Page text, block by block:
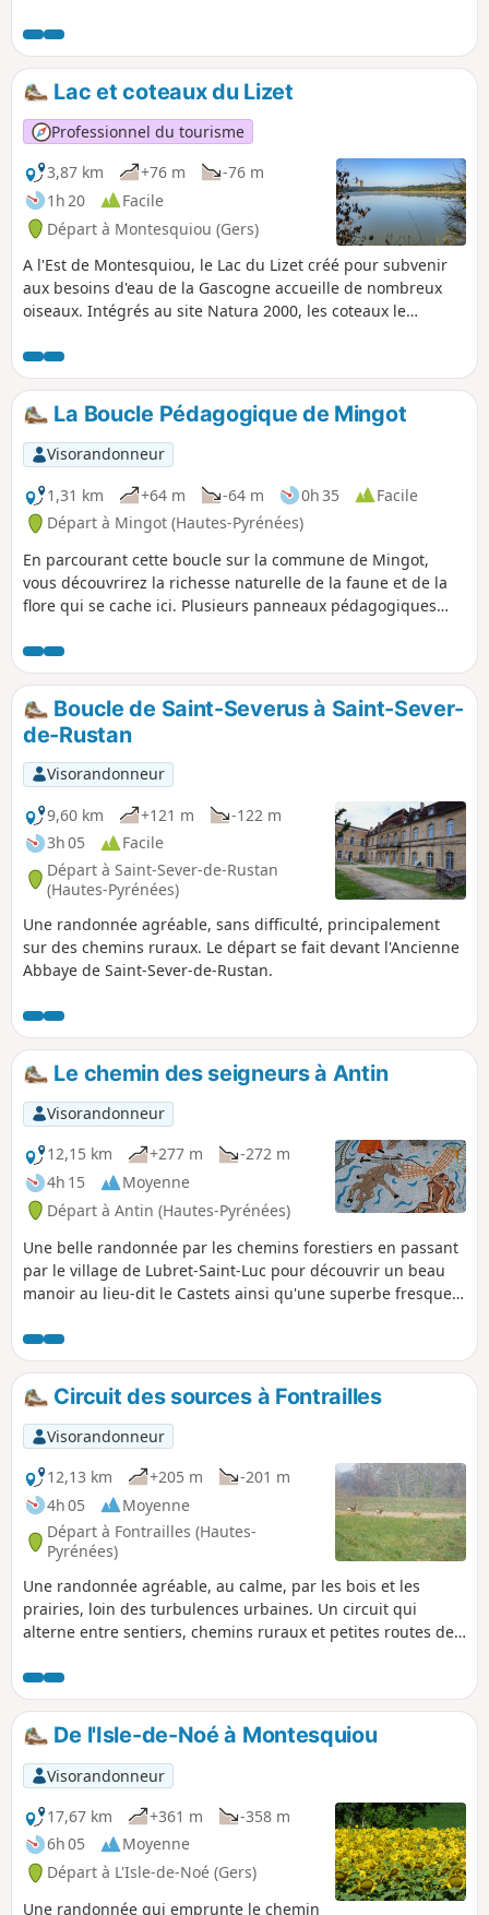
Lac et coteaux du Lizet
Professionnel du tourisme
3,87 km
+76 m
-76 m
1h 20
Facile
Départ à Montesquiou (Gers)
A l'Est de Montesquiou, le Lac du Lizet créé pour subvenir
aux besoins d'eau de la Gascogne accueille de nombreux
oiseaux. Intégrés au site Natura 2000, les coteaux le
Gers. En remontant dans les bois, vous rejoindrez le chemin
de Saint-Jacques et admirerez le bocage gersois préservé.
La Boucle Pédagogique de Mingot
Visorandonneur
1,31 km
+64 m -64 m 0h 35
Facile
Départ à Mingot (Hautes-Pyrénées)
En parcourant cette boucle sur la commune de Mingot,
vous découvrirez la richesse naturelle de la faune et de la
flore qui se cache ici. Plusieurs panneaux pédagogiques
apprendre plus ! Vous découvrirez différents milieux
naturels, forêt, prairie, verger, et peut-être aurez vous la
chance d'apercevoir des animaux sauvages. En bonus, un
sentier pieds nus a été installé à fin du circuit afin de vous
faire découvrir le sol sous toutes ses textures : une bonne
manière de se reconnecter à la nature. Bonne découverte !
Boucle de Saint-Severus à Saint-Sever-
de-Rustan
Visorandonneur
9,60 km
+121 m
-122 m
3h 05
Facile
Départ à Saint-Sever-de-Rustan
(Hautes-Pyrénées)
Une randonnée agréable, sans difficulté, principalement
sur des chemins ruraux. Le départ se fait devant l'Ancienne
Abbaye de Saint-Sever-de-Rustan.
Le chemin des seigneurs à Antin
Visorandonneur
12,15 km
+277 m
-272 m
4h 15
Moyenne
Départ à Antin (Hautes-Pyrénées)
Une belle randonnée par les chemins forestiers en passant
par le village de Lubret-Saint-Luc pour découvrir un beau
manoir au lieu-dit le Castets ainsi qu'une superbe fresque
se fait à partir de l'église d'Antin. Circuit bien ombragé.
Circuit des sources à Fontrailles
Visorandonneur
12,13 km
+205 m
-201 m
4h 05
Moyenne
Départ à Fontrailles (Hautes-
Pyrénées)
Une randonnée agréable, au calme, par les bois et les
prairies, loin des turbulences urbaines. Un circuit qui
alterne entre sentiers, chemins ruraux et petites routes de
De l'Isle-de-Noé à Montesquiou
Visorandonneur
17,67 km
+361 m
-358 m
6h 05
Moyenne
Départ à L'Isle-de-Noé (Gers)
Une randonnée qui emprunte le chemin